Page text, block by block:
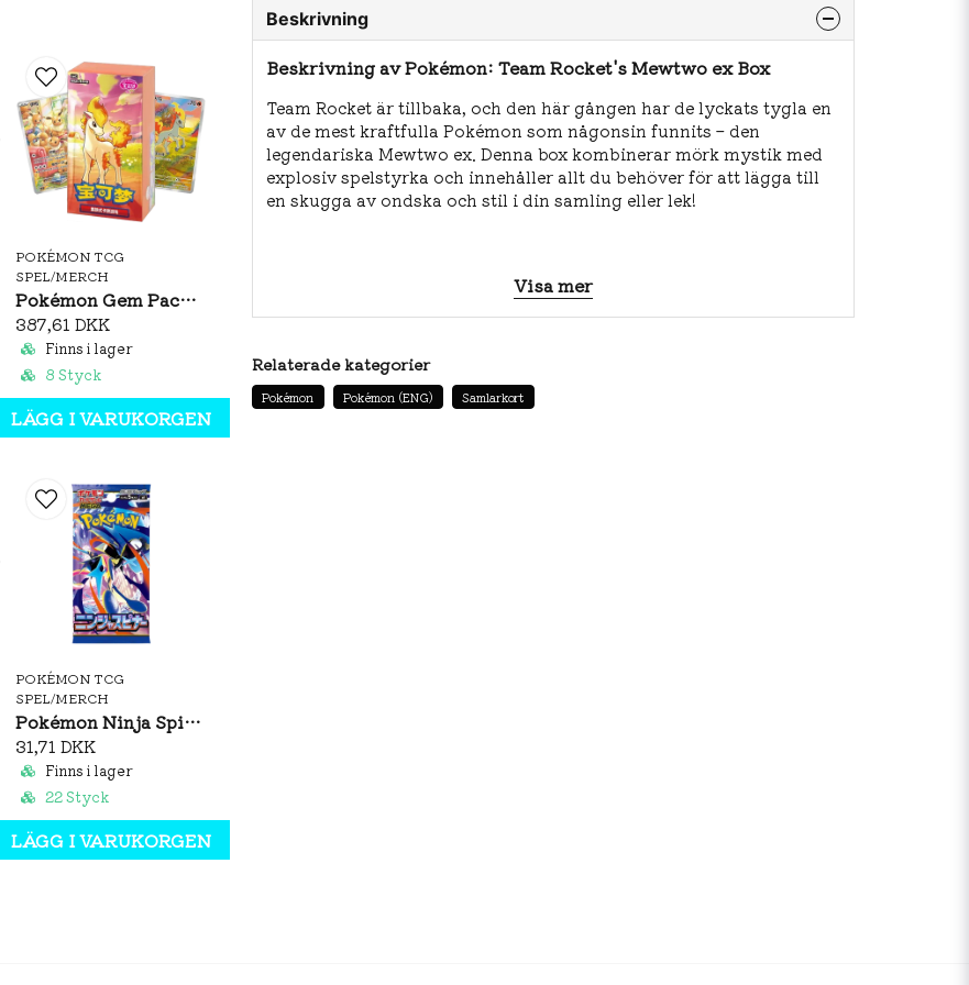
POKÉMON TCG
SPEL/MERCH
Pokémon Gem Pack Vol. 4 Booster Box (S-CH)
387,61 DKK
Finns i lager
8 Styck
LÄGG I VARUKORGEN
POKÉMON TCG
SPEL/MERCH
Pokémon Ninja Spinner Booster Pack (JP)
31,71 DKK
Finns i lager
22 Styck
LÄGG I VARUKORGEN
Beskrivning
Beskrivning av Pokémon: Team Rocket's Mewtwo ex Box
Team Rocket är tillbaka, och den här gången har de lyckats tygla en
av de mest kraftfulla Pokémon som någonsin funnits – den
legendariska Mewtwo ex. Denna box kombinerar mörk mystik med
explosiv spelstyrka och innehåller allt du behöver för att lägga till
en skugga av ondska och stil i din samling eller lek!
Team Rocket's Mewtwo ex Box innehåll:
4st Pokémon Booster Packs
1st Promo foil-kort Team Rocket's Mewtwo ex
2st Foil-kort Team Rocket's Meowth och Team Rocket's Giovanni
Visa mer
Relaterade kategorier
Pokémon Pokémon (ENG) Samlarkort